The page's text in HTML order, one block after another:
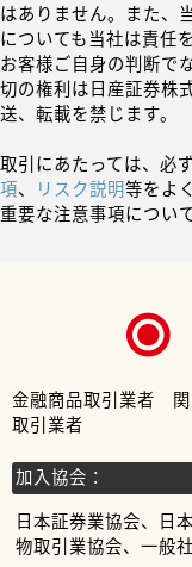
はありません。また、
についても当社は責任
お客様ご自身の判断で
切の権利は日産証券株
送、転載を禁じます。
取引にあたっては、必
項、 リスク説明等をよ
重要な注意事項につい
金融商品取引業者
取引業者
加入協会：
日本証券業協会、日
物取引業協会、一般